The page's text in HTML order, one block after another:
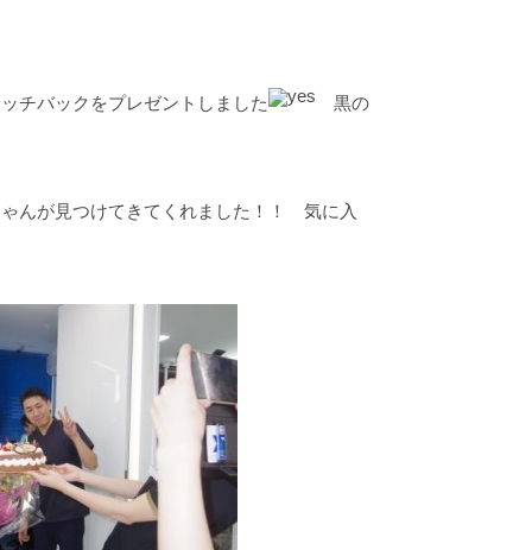
チバックをプレゼントしました 黒の
んが見つけてきてくれました！！ 気に入